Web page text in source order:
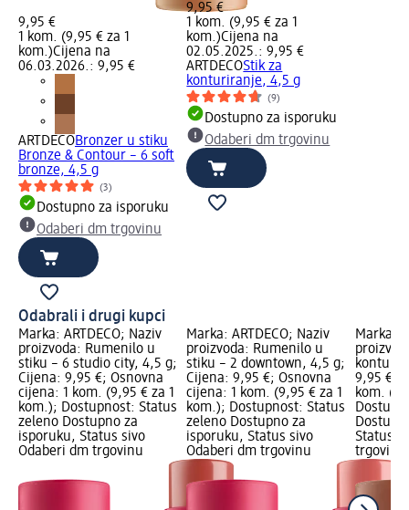
9,95 €
1 kom. (9,95 € za 1
kom.)Cijena na
06.03.2026.: 9,95 €
ARTDECOBronzer u stiku
Bronze & Contour – 6 soft
bronze, 4,5 g
(3)
Dostupno za isporuku
Odaberi dm trgovinu
9,95 €
1 kom. (9,95 € za 1
kom.)Cijena na
02.05.2025.: 9,95 €
ARTDECOStik za
konturiranje, 4,5 g
(9)
Dostupno za isporuku
Odaberi dm trgovinu
Odabrali i drugi kupci
Marka: ARTDECO; Naziv
proizvoda: Rumenilo u
stiku – 6 studio city, 4,5 g;
Cijena: 9,95 €; Osnovna
cijena: 1 kom. (9,95 € za 1
kom.); Dostupnost: Status
zeleno Dostupno za
isporuku, Status sivo
Odaberi dm trgovinu
Marka: ARTDECO; Naziv
proizvoda: Rumenilo u
stiku – 2 downtown, 4,5 g;
Cijena: 9,95 €; Osnovna
cijena: 1 kom. (9,95 € za 1
kom.); Dostupnost: Status
zeleno Dostupno za
isporuku, Status sivo
Odaberi dm trgovinu
Marka:
9,95 €;
kom.
Status
trgovinu